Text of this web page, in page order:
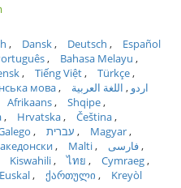
Dansk Deutsch
Español
Bahasa Melayu
Tiếng Việt
Türkçe
мова اردو
اللغة العربية
Afrikaans
Shqipe
Hrvatska
Čeština
עברית
Magyar
Malti
فارسی
Kiswahili ไทย
Cymraeg
Euskal ქართული
Kreyòl